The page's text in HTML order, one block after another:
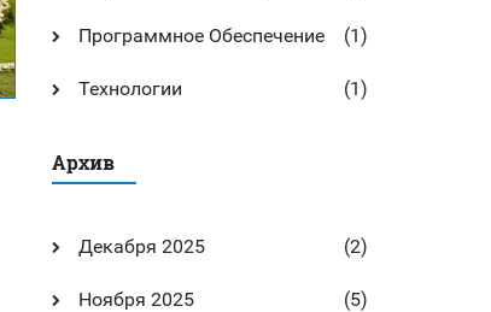
Программное Обеспечение (1)
Технологии (1)
Архив
Декабря 2025 (2)
Ноября 2025 (5)